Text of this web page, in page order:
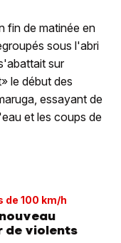
fin de matinée en
sous l'abri
sur
le début des
essayant de
et les coups de
de 100 km/h
de violents